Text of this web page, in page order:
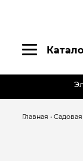
Главная •